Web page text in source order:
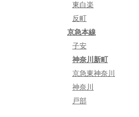
東白楽
反町
京急本線
子安
神奈川新町
京急東神奈川
神奈川
戸部